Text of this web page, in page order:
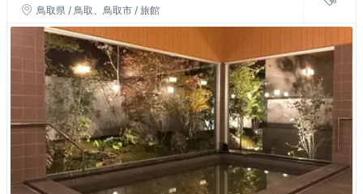
鳥取県 / 鳥取、鳥取市 / 旅館